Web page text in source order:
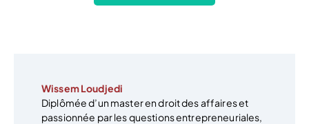
Wissem Loudjedi
Diplômée d’un master en droit des affaires et
passionnée par les questions entrepreneuriales,